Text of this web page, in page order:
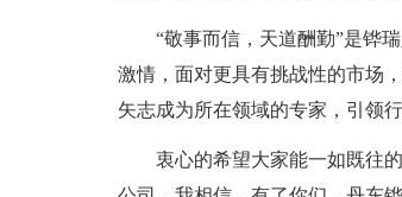
“敬事而信，天道酬勤”是铧
激情，面对更具有挑战性的市场
矢志成为所在领域的专家，引领行
衷心的希望大家能一如既往